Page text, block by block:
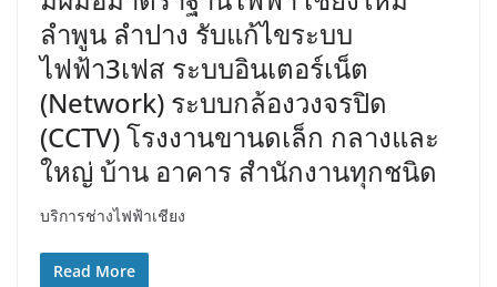
ลำพูน ลำปาง รับแก้ไขระบบ
ไฟฟ้า3เฟส ระบบอินเตอร์เน็ต
(Network) ระบบกล้องวงจรปิด
(CCTV) โรงงานขานดเล็ก กลางและ
ใหญ่ บ้าน อาคาร สำนักงานทุกชนิด
บริการช่างไฟฟ้าเชียง
Read More